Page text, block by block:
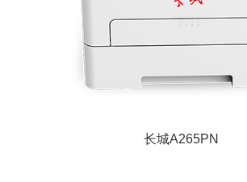
长城A265PN